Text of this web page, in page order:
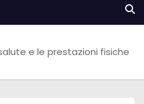
e le prestazioni fisiche